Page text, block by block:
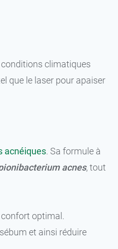
climatiques
que le laser pour apaiser
acnéiques. Sa formule à
acnes, tout
optimal.
et ainsi réduire